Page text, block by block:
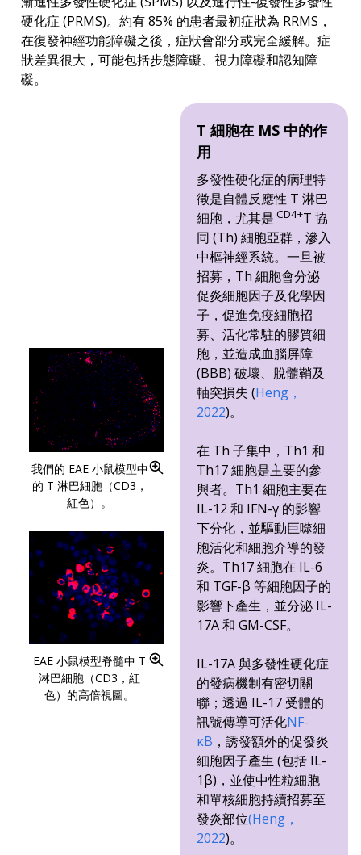
硬化症 (PRMS)。約有 85% 的患者最初症狀為 RRMS，
在復發神經功能障礙之後，症狀會部分或完全緩解。症
狀差異很大，可能包括步態障礙、視力障礙和認知障
礙。
我們的 EAE 小鼠模型中
的 T 淋巴細胞（CD3，
紅色）。
EAE 小鼠模型脊髓中 T
淋巴細胞（CD3，紅
色）的高倍視圖。
T 細胞在 MS 中的作
用
多發性硬化症的病理特
徵是自體反應性 T 淋巴
細胞，尤其是 CD4+T 協
同 (Th) 細胞亞群，滲入
中樞神經系統。一旦被
招募，Th 細胞會分泌
促炎細胞因子及化學因
子，促進免疫細胞招
募、活化常駐的膠質細
胞，並造成血腦屏障
(BBB) 破壞、脫髓鞘及
軸突損失 (Heng，
2022)。
在 Th 子集中，Th1 和
Th17 細胞是主要的參
與者。Th1 細胞主要在
IL-12 和 IFN-γ 的影響
下分化，並驅動巨噬細
胞活化和細胞介導的發
炎。Th17 細胞在 IL-6
和 TGF-β 等細胞因子的
影響下產生，並分泌 IL-
17A 和 GM-CSF。
IL-17A 與多發性硬化症
的發病機制有密切關
聯；透過 IL-17 受體的
訊號傳導可活化NF-
κB ，誘發額外的促發炎
細胞因子產生 (包括 IL-
1β)，並使中性粒細胞
和單核細胞持續招募至
發炎部位(Heng，
2022)。